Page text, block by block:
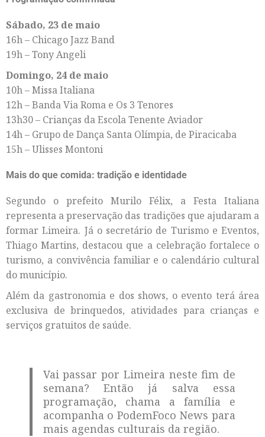
Sábado, 23 de maio
16h – Chicago Jazz Band
19h – Tony Angeli
Domingo, 24 de maio
10h – Missa Italiana
12h – Banda Via Roma e Os 3 Tenores
13h30 – Crianças da Escola Tenente Aviador
14h – Grupo de Dança Santa Olímpia, de Piracicaba
15h – Ulisses Montoni
Mais do que comida: tradição e identidade
Segundo o prefeito Murilo Félix, a Festa Italiana
representa a preservação das tradições que ajudaram a
formar Limeira. Já o secretário de Turismo e Eventos,
Thiago Martins, destacou que a celebração fortalece o
turismo, a convivência familiar e o calendário cultural
do município.
Além da gastronomia e dos shows, o evento terá área
exclusiva de brinquedos, atividades para crianças e
serviços gratuitos de saúde.
Vai passar por Limeira neste fim de
semana? Então já salva essa
programação, chama a família e
acompanha o PodemFoco News para
mais agendas culturais da região.